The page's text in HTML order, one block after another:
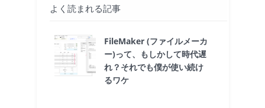
よく読まれる記事
FileMaker (ファイルメーカ
ー)って、もしかして時代遅
れ？それでも僕が使い続け
るワケ